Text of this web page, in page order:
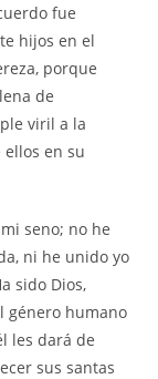
fue
hijos en el
porque
de
viril a la
en su
seno; no he
ni he unido yo
sido Dios,
género humano
les dará de
sus santas